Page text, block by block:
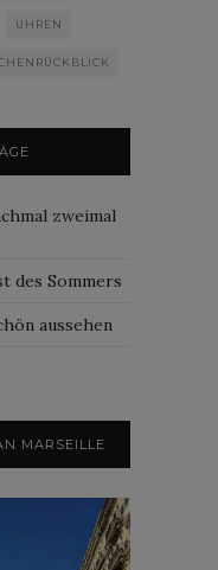
UHREN
zweimal
des Sommers
aussehen
MARSEILLE